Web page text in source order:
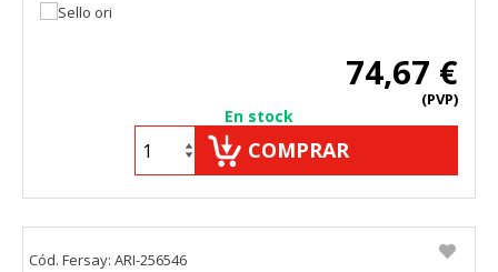
74,67 €
(PVP)
En stock
COMPRAR
Cód. Fersay: ARI-256546